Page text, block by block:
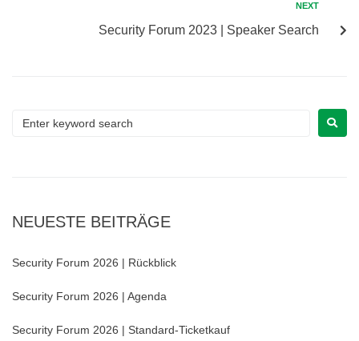
NEXT
Security Forum 2023 | Speaker Search
NEUESTE BEITRÄGE
Security Forum 2026 | Rückblick
Security Forum 2026 | Agenda
Security Forum 2026 | Standard-Ticketkauf